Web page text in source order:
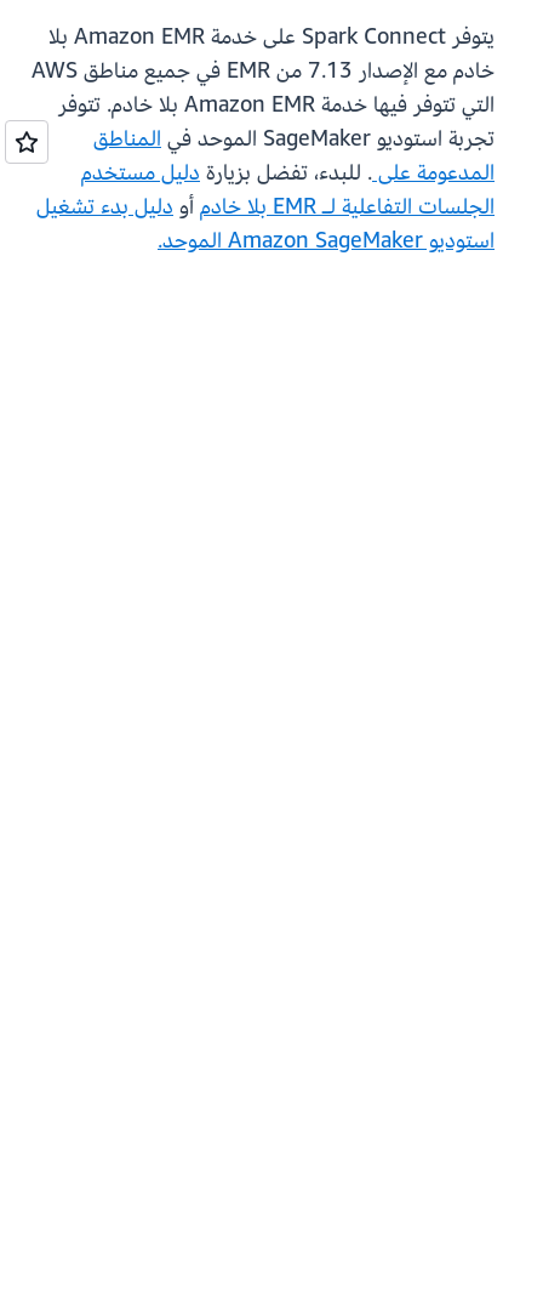
يتوفر Spark Connect على خدمة Amazon EMR بلا
خادم مع الإصدار 7.13 من EMR في جميع مناطق AWS
التي تتوفر فيها خدمة Amazon EMR بلا خادم. تتوفر
تجربة استوديو SageMaker الموحد في
المناطق
المدعومة على. للبدء، تفضل بزيارةدليل مستخدم
الجلسات التفاعلية لـ EMR بلا خادم
أو دليل بدء تشغيل
استوديو Amazon SageMaker الموحد.